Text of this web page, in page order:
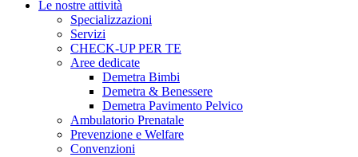
Le nostre attività
Specializzazioni
Servizi
CHECK-UP PER TE
Aree dedicate
Demetra Bimbi
Demetra & Benessere
Demetra Pavimento Pelvico
Ambulatorio Prenatale
Prevenzione e Welfare
Convenzioni